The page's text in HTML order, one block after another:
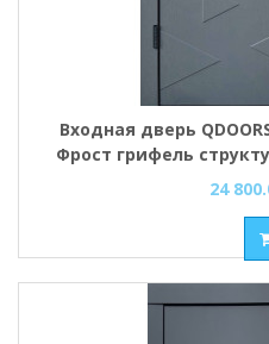
Входная дверь
Фрост грифель
24